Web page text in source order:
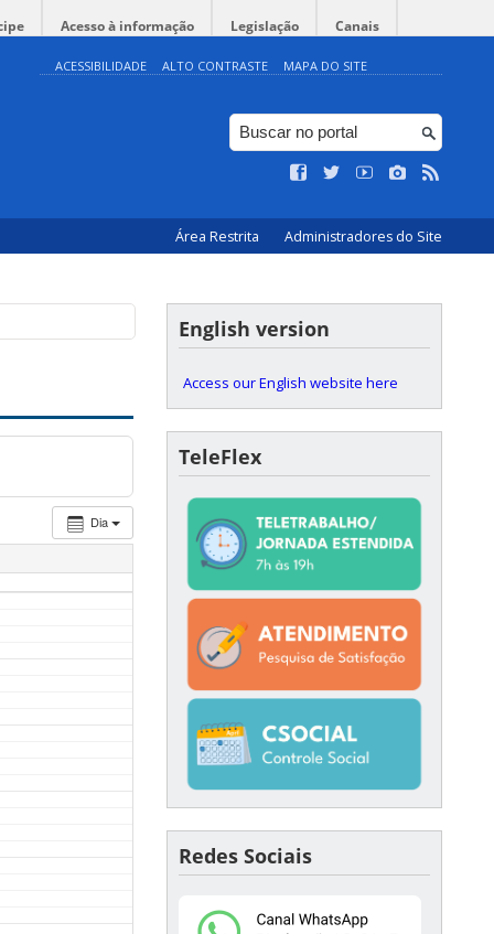
Acesso à informação Legislação Canais
ACESSIBILIDADE ALTO CONTRASTE MAPA DO SITE
Área Restrita Administradores do Site
Dia
English version
Access our English website here
TeleFlex
Redes Sociais